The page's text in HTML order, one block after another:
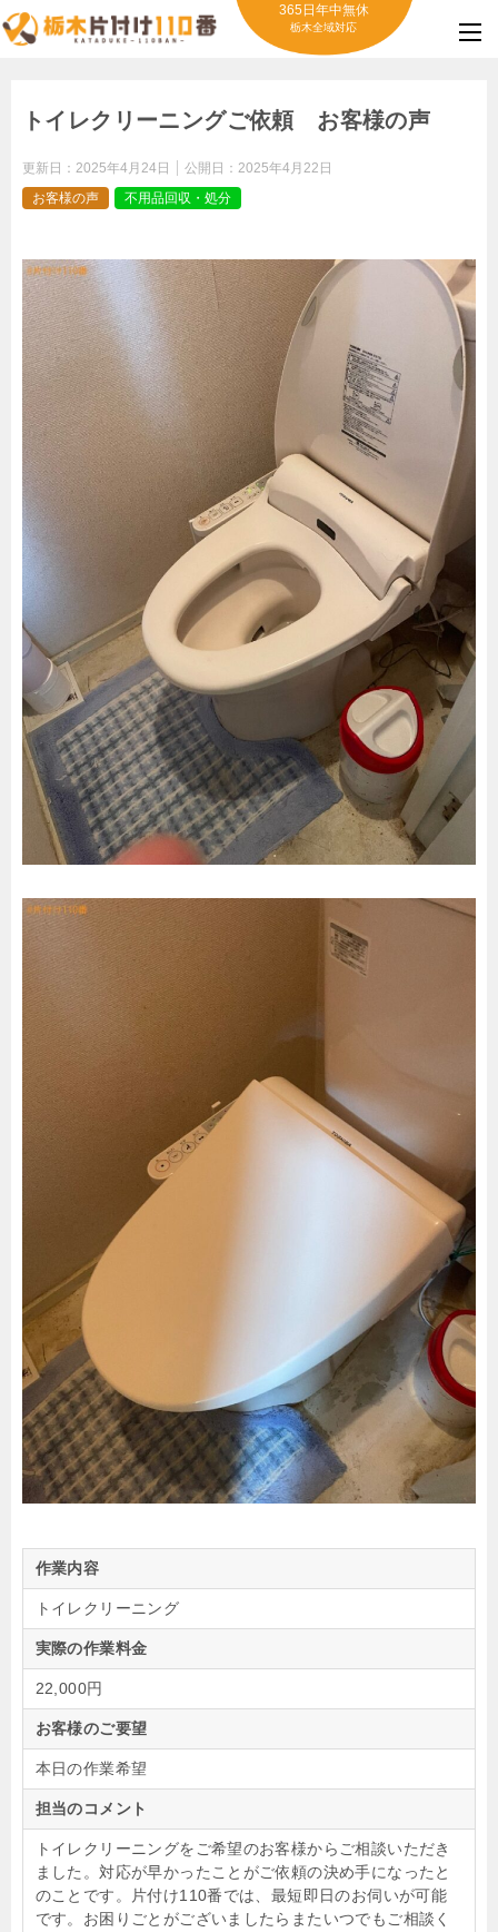
365日年中無休
栃木全域対応
トイレクリーニングご依頼 お客様の声
更新日： 2025年4月24日 公開日： 2025年4月22日
お客様の声
不用品回収・処分
作業内容
トイレクリーニング
実際の作業料金
22,000円
お客様のご要望
本日の作業希望
担当のコメント
トイレクリーニングをご希望のお客様からご相談いただき
ました。対応が早かったことがご依頼の決め手になったと
のことです。片付け110番では、最短即日のお伺いが可能
です。お困りごとがございましたらまたいつでもご相談く